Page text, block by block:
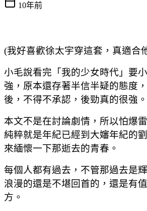
10年前
(我好喜歡徐太宇穿這套，真適合
小毛說看完「我的少女時代」要
強，原本還存著半信半疑的態度
後，不得不承認，後勁真的很強。
本文不是在討論劇情，所以怕爆
純粹就是年紀已經到大嬸年紀的
來緬懷一下那逝去的青春。
每個人都有過去，不管那過去是
浪漫的還是不堪回首的，還是有
方。